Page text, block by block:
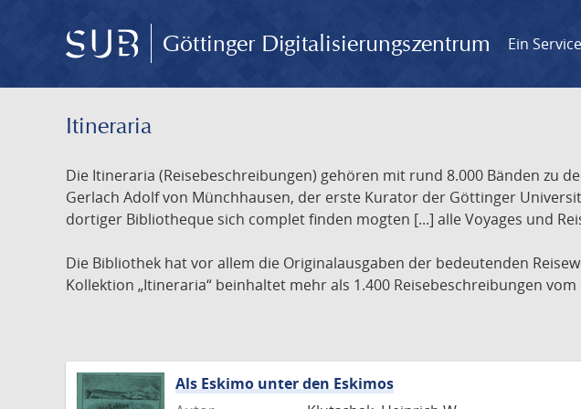
Göttinger Digitalisierungszentrum Ein
Itineraria
Die Itineraria (Reisebeschreibungen) gehören mit rund 8.000 Bänden zu
Gerlach Adolf von Münchhausen, der erste Kurator der Göttinger
dortiger Bibliotheque sich complet finden mogten [...] alle Voyages und
Die Bibliothek hat vor allem die Originalausgaben der bedeutenden
Kollektion „Itineraria“ beinhaltet mehr als 1.400 Reisebeschreibungen
Als Eskimo unter den Eskimos